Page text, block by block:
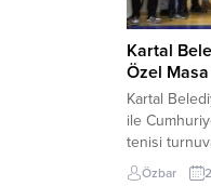
Kartal
Özel Masa
Kartal
ile
tenisi
katıldığı
Özbar